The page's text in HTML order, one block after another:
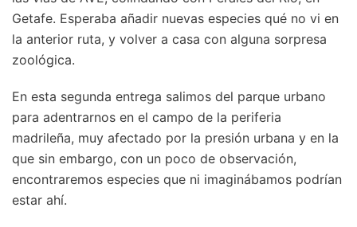
Getafe. Esperaba añadir nuevas especies qué no vi en
la anterior ruta, y volver a casa con alguna sorpresa
zoológica.
En esta segunda entrega salimos del parque urbano
para adentrarnos en el campo de la periferia
madrileña, muy afectado por la presión urbana y en la
que sin embargo, con un poco de observación,
encontraremos especies que ni imaginábamos podrían
estar ahí.